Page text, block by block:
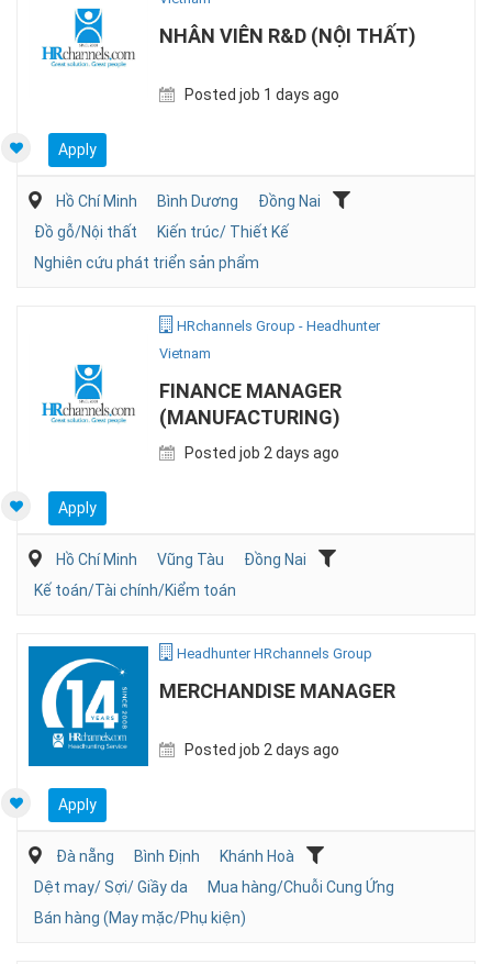
NHÂN VIÊN R&D (NỘI THẤT)
Posted job 1 days ago
Apply
Hồ Chí Minh Bình Dương
Đồng Nai
Đồ gỗ/Nội thất
Kiến trúc/ Thiết Kế
Nghiên cứu phát triển sản phẩm
HRchannels Group - Headhunter
Vietnam
FINANCE MANAGER
(MANUFACTURING)
Posted job 2 days ago
Apply
Hồ Chí Minh Vũng Tàu
Đồng Nai
Kế toán/Tài chính/Kiểm toán
Headhunter HRchannels Group
MERCHANDISE MANAGER
Posted job 2 days ago
Apply
Đà nẵng Bình Định
Khánh Hoà
Dệt may/ Sợi/ Giầy da
Mua hàng/Chuỗi Cung Ứng
Bán hàng (May mặc/Phụ kiện)